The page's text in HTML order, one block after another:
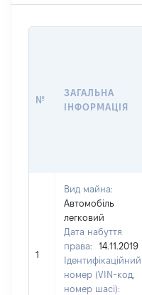
№
ЗАГАЛЬНА
ІНФОРМАЦІЯ
1
Вид майна:
Автомобіль
легковий
Дата набуття
права:
14.11.2019
Ідентифікаційний
номер (VIN-код,
номер шасі):